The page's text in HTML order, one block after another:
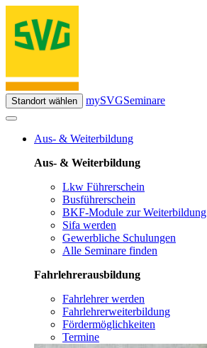
Standort wählen mySVGSeminare
Aus- & Weiterbildung
Aus- & Weiterbildung
Lkw Führerschein
Busführerschein
BKF-Module zur Weiterbildung
Sifa werden
Gewerbliche Schulungen
Alle Seminare finden
Fahrlehrerausbildung
Fahrlehrer werden
Fahrlehrerweiterbildung
Fördermöglichkeiten
Termine